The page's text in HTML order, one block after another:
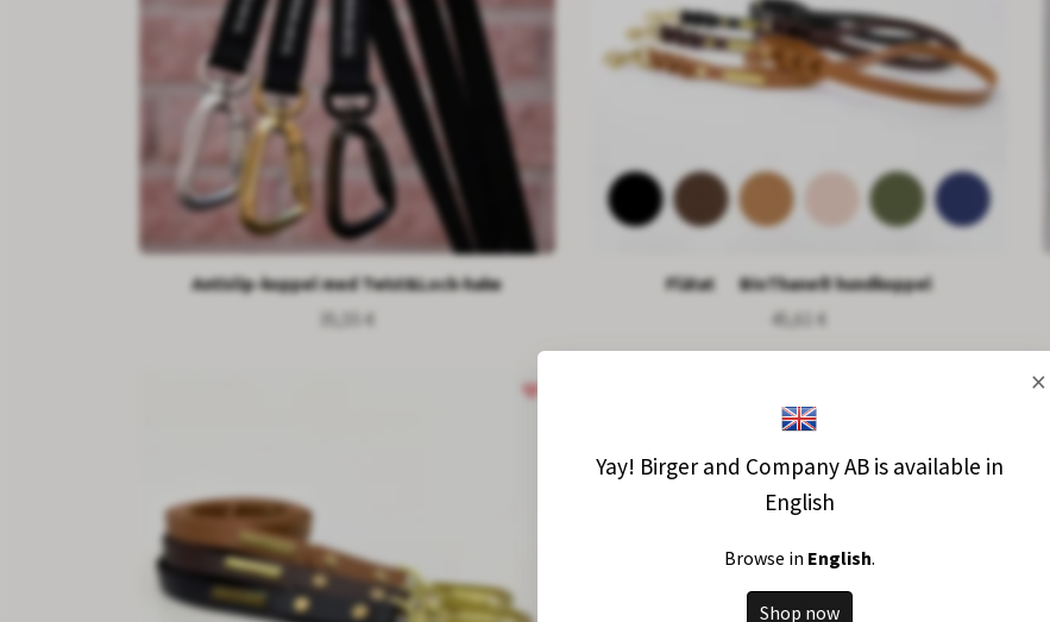
Antislip-koppel med Twist&Lock-hake
35,55 €
Flätat BioThane® hundkoppel
45,61 €
×
Yay! Birger and Company AB is available in
English
Browse in English.
Shop now